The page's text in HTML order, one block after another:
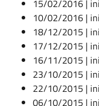
15/02/2016 |
10/02/2016 |
18/12/2015 |
17/12/2015 |
16/11/2015 |
23/10/2015 |
22/10/2015 |
06/10/2015 |